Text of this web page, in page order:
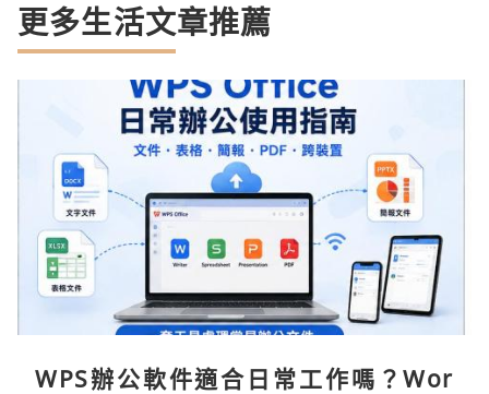
更多生活文章推薦
WPS辦公軟件適合日常工作嗎？Wor